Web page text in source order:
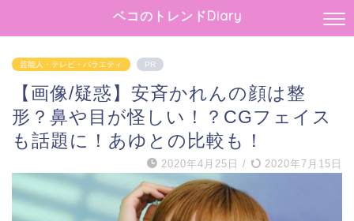
ベコのトレンドDiary
芸能人・テレビ・バラエティ PR
【画像/疑惑】安斉かれんの顔は整
形？鼻や目が怪しい！？CGフェイス
も話題に！あゆとの比較も！
2020年4月25日 / 2020年7月15日